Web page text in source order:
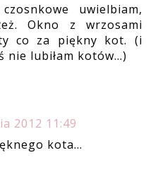
uwielbiam,
Okno z wrzosami
co za piękny kot. (i
nie lubiłam kotów...)
2012 11:49
kota...